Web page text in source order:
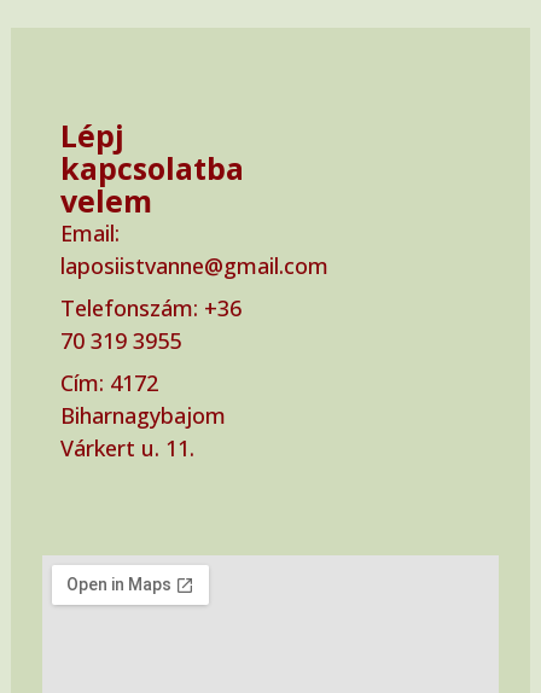
Lépj
kapcsolatba
velem
Email:
laposiistvanne@gmail.com
Telefonszám: ‭+36
70 319 3955‬
Cím: ‭4172
Biharnagybajom
Várkert u. 11.